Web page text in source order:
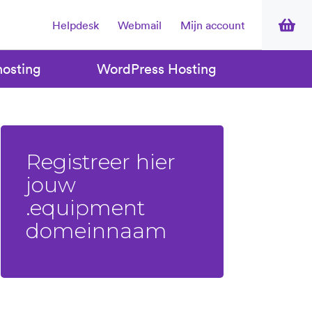
Helpdesk Webmail Mijn account
WordPress Hosting
Registreer hier
jouw
.equipment
domeinnaam